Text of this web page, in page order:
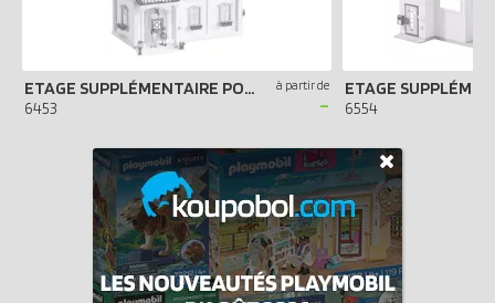
ETAGE SUPPLÉMENTAIRE POUR MAISON TRADITIONNELLE
6453
à partir de
- 6554